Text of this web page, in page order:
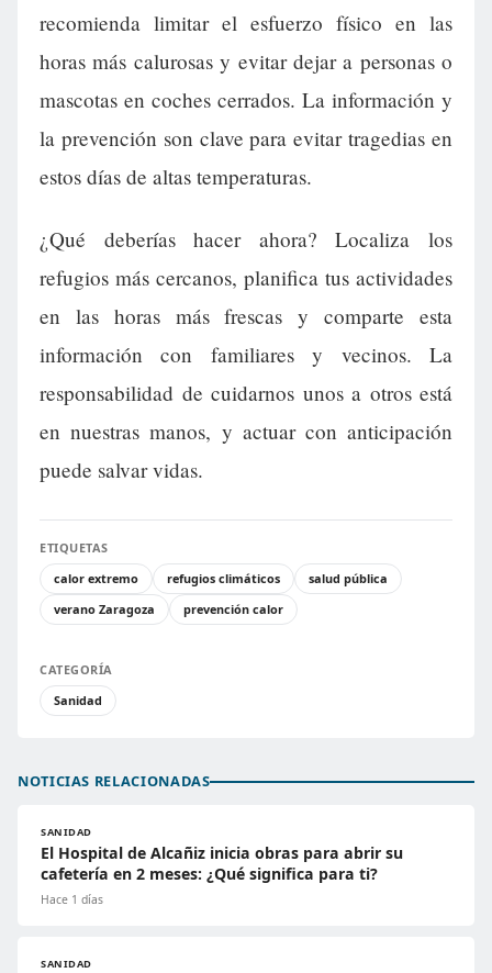
recomienda limitar el esfuerzo físico en las
horas más calurosas y evitar dejar a personas o
mascotas en coches cerrados. La información y
la prevención son clave para evitar tragedias en
estos días de altas temperaturas.
¿Qué deberías hacer ahora? Localiza los
refugios más cercanos, planifica tus actividades
en las horas más frescas y comparte esta
información con familiares y vecinos. La
responsabilidad de cuidarnos unos a otros está
en nuestras manos, y actuar con anticipación
puede salvar vidas.
ETIQUETAS
calor extremo
refugios climáticos
salud pública
verano Zaragoza
prevención calor
CATEGORÍA
Sanidad
NOTICIAS RELACIONADAS
SANIDAD
El Hospital de Alcañiz inicia obras para abrir su
cafetería en 2 meses: ¿Qué significa para ti?
Hace 1 días
SANIDAD